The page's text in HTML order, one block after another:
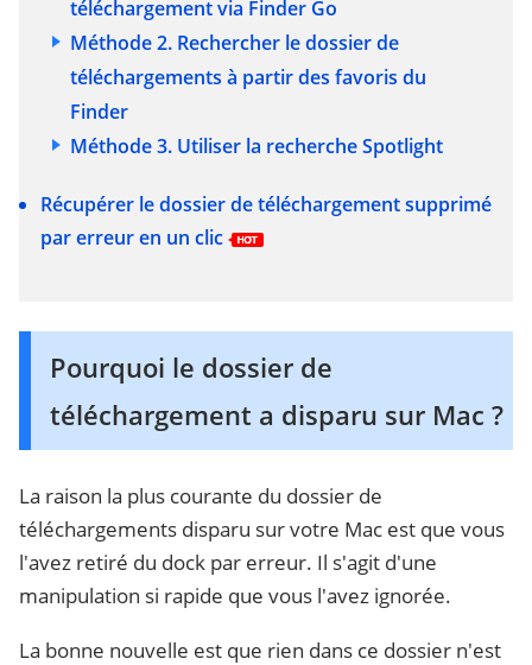
téléchargement via Finder Go
Méthode 2. Rechercher le dossier de
téléchargements à partir des favoris du
Finder
Méthode 3. Utiliser la recherche Spotlight
Récupérer le dossier de téléchargement supprimé
par erreur en un clic
Pourquoi le dossier de
téléchargement a disparu sur Mac ?
La raison la plus courante du dossier de
téléchargements disparu sur votre Mac est que vous
l'avez retiré du dock par erreur. Il s'agit d'une
manipulation si rapide que vous l'avez ignorée.
La bonne nouvelle est que rien dans ce dossier n'est